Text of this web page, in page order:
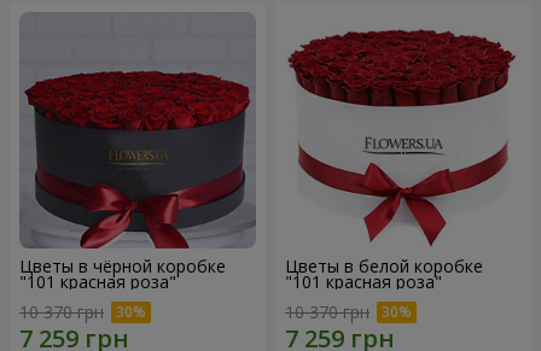
Цветы в чёрной коробке
"101 красная роза"
10 370 грн
Цветы в белой коробке
"101 красная роза"
10 370 грн